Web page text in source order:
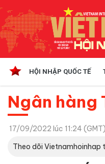
HỘI NHẬP QUỐC TẾ
Ngân hàng
17/09/2022 lúc 11:24 (GMT)
Theo dõi Vietnamhoinhap